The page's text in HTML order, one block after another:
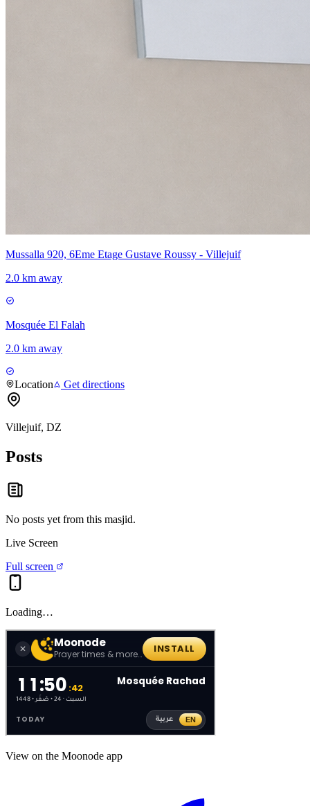
Mussalla 920, 6Eme Etage Gustave Roussy - Villejuif
2.0 km away
Mosquée El Falah
2.0 km away
Location Get directions
Villejuif, DZ
Posts
No posts yet from this masjid.
Live Screen
Full screen
Loading…
View on the Moonode app